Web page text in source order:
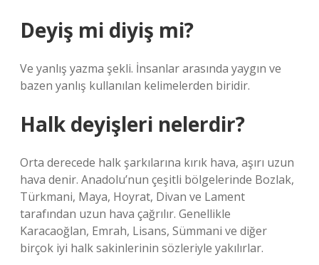
Deyiş mi diyiş mi?
Ve yanlış yazma şekli. İnsanlar arasında yaygın ve
bazen yanlış kullanılan kelimelerden biridir.
Halk deyişleri nelerdir?
Orta derecede halk şarkılarına kırık hava, aşırı uzun
hava denir. Anadolu’nun çeşitli bölgelerinde Bozlak,
Türkmani, Maya, Hoyrat, Divan ve Lament
tarafından uzun hava çağrılır. Genellikle
Karacaoğlan, Emrah, Lisans, Sümmani ve diğer
birçok iyi halk sakinlerinin sözleriyle yakılırlar.